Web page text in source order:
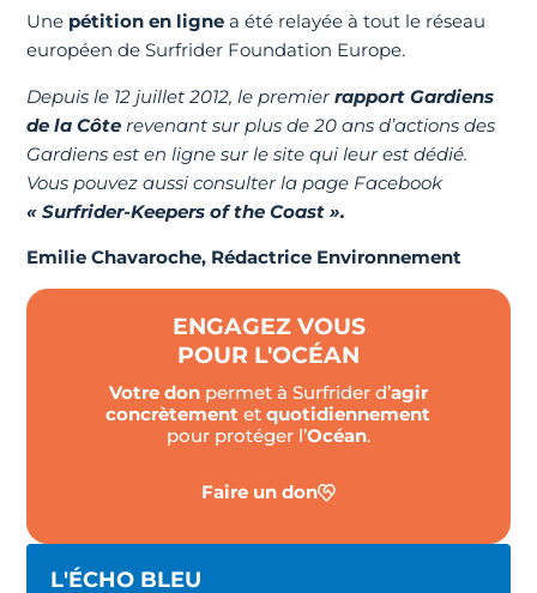
Une pétition en ligne a été relayée à tout le réseau
européen de Surfrider Foundation Europe.
Depuis le 12 juillet 2012, le premierrapport Gardiens
de la Côte revenant sur plus de 20 ans d’actions des
Gardiens est en ligne sur le site qui leur est dédié.
Vous pouvez aussi consulter la page Facebook
« Surfrider-Keepers of the Coast ».
Emilie Chavaroche, Rédactrice Environnement
ENGAGEZ VOUS
POUR L'OCÉAN
Votre donpermet à Surfrider d’agir
concrètement etquotidiennement
pour protéger l’Océan.
Faire un don
L'ÉCHO BLEU